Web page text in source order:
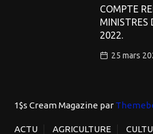
COMPTE
MINISTRES
2022.
25 mars
1$s Cream Magazine par
ACTU AGRICULTURE